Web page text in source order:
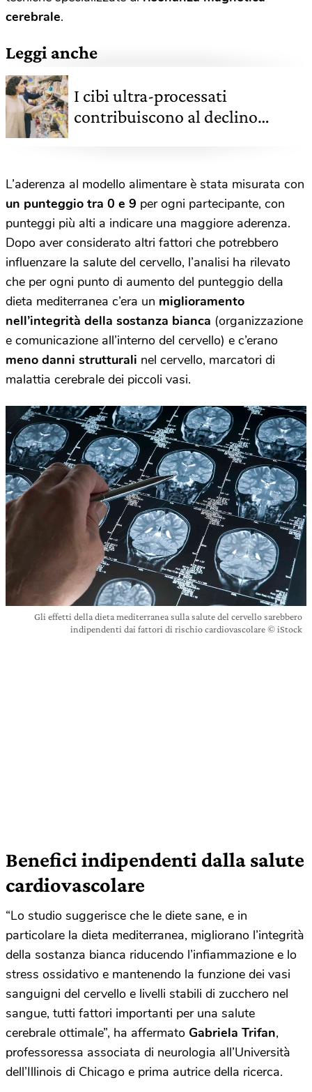
cerebrale.
Leggi anche
I cibi ultra-processati
contribuiscono al declino
L’aderenza al modello alimentare è stata misurata con
un punteggio tra 0 e 9 per ogni partecipante, con
punteggi più alti a indicare una maggiore aderenza.
Dopo aver considerato altri fattori che potrebbero
influenzare la salute del cervello, l’analisi ha rilevato
che per ogni punto di aumento del punteggio della
dieta mediterranea c’era un miglioramento
nell’integrità della sostanza bianca (organizzazione
e comunicazione all’interno del cervello) e c’erano
meno danni strutturali nel cervello, marcatori di
malattia cerebrale dei piccoli vasi.
Gli effetti della dieta mediterranea sulla salute del cervello sarebbero
indipendenti dai fattori di rischio cardiovascolare © iStock
Benefici indipendenti dalla salute
cardiovascolare
“Lo studio suggerisce che le diete sane, e in
particolare la dieta mediterranea, migliorano l’integrità
della sostanza bianca riducendo l’infiammazione e lo
stress ossidativo e mantenendo la funzione dei vasi
sanguigni del cervello e livelli stabili di zucchero nel
sangue, tutti fattori importanti per una salute
cerebrale ottimale”, ha affermato Gabriela Trifan,
professoressa associata di neurologia all’Università
dell’Illinois di Chicago e prima autrice della ricerca.